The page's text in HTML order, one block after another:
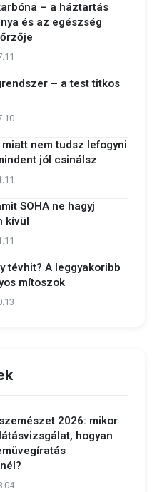
– a háztartás
és az egészség
– a test titkos
nem tudsz lefogyni
jól csinálsz
SOHA ne hagyj
kívül
tévhit? A leggyakoribb
mítoszok
2026: mikor
hogyan